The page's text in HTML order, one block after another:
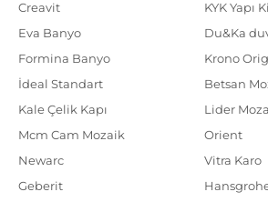
Creavit
Eva Banyo
Formina Banyo
İdeal Standart
Kale Çelik Kapı
Mcm Cam Mozaik
Newarc
Geberit
KYK Yapı
Du&Ka
Krono
Betsan
Lider
Orient
Vitra Karo